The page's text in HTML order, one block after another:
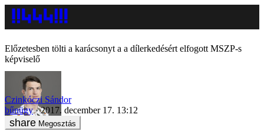
Előzetesben tölti a karácsonyt a a dílerkedésért elfogott MSZP-s
képviselő
Czinkóczi Sándor
bűnügy
2017. december 17. 13:12
Megosztás